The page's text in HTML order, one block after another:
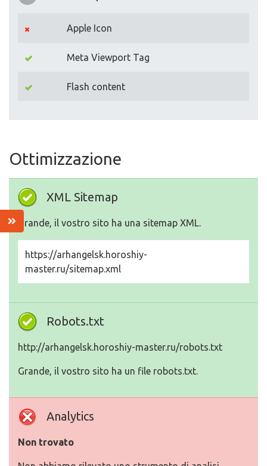
Apple Icon
Meta Viewport Tag
Flash content
Ottimizzazione
XML Sitemap
Grande, il vostro sito ha una sitemap XML.
https://arhangelsk.horoshiy-
master.ru/sitemap.xml
Robots.txt
http://arhangelsk.horoshiy-master.ru/robots.txt
Grande, il vostro sito ha un file robots.txt.
Analytics
Non trovato